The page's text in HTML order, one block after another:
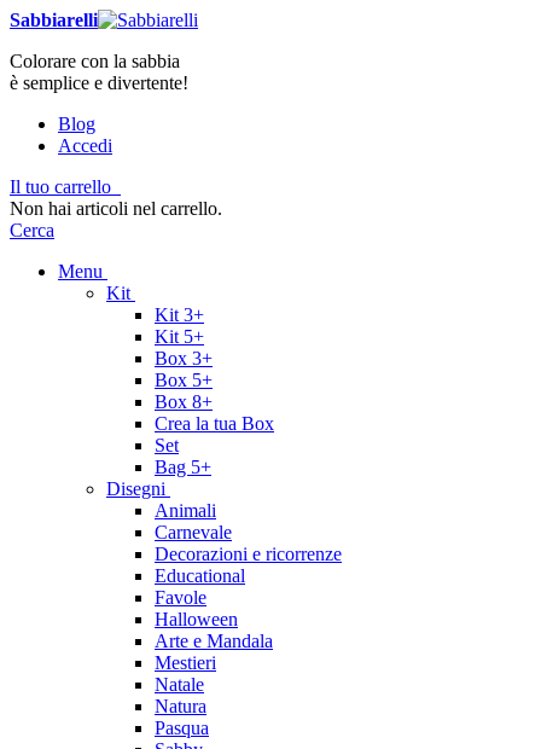
Sabbiarelli
Colorare con la sabbia
è semplice e divertente!
Blog
Accedi
Il tuo carrello
Non hai articoli nel carrello.
Cerca
Menu
Kit
Kit 3+
Kit 5+
Box 3+
Box 5+
Box 8+
Crea la tua Box
Set
Bag 5+
Disegni
Animali
Carnevale
Decorazioni e ricorrenze
Educational
Favole
Halloween
Arte e Mandala
Mestieri
Natale
Natura
Pasqua